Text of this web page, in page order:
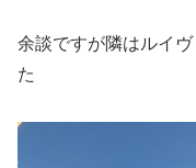
余談ですが隣はルイ
た